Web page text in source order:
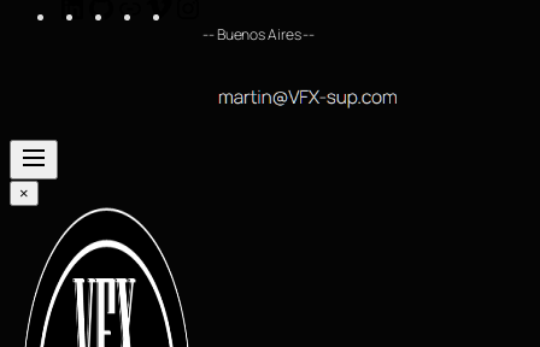
-- Buenos Aires --
×